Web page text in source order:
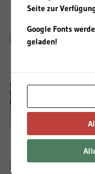
Seite zur
Google Fonts
geladen!